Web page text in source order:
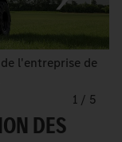
l'entreprise de
1 / 5
DES